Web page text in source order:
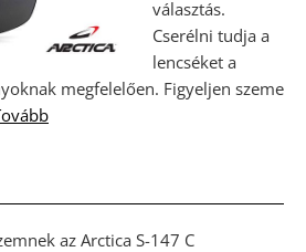
választás.
Cserélni tudja a
lencséket a
megfelelően. Figyeljen szeme
az Arctica S-147 C